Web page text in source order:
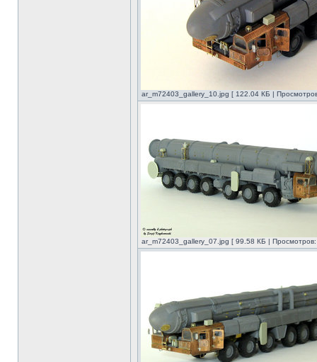
ar_m72403_gallery_10.jpg [ 122.04 КБ |
ar_m72403_gallery_07.jpg [ 99.58 КБ |